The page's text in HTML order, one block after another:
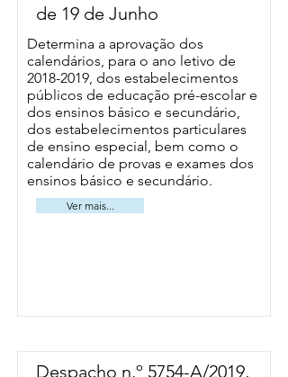
de 19 de Junho
Determina a aprovação dos
calendários, para o ano letivo de
2018-2019, dos estabelecimentos
públicos de educação pré-escolar e
dos ensinos básico e secundário,
dos estabelecimentos particulares
de ensino especial, bem como o
calendário de provas e exames dos
ensinos básico e secundário.
Ver mais...
Despacho n.º 5754-A/2019,